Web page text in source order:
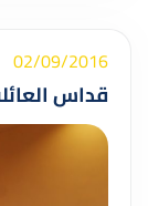
02/09/2016
قداس